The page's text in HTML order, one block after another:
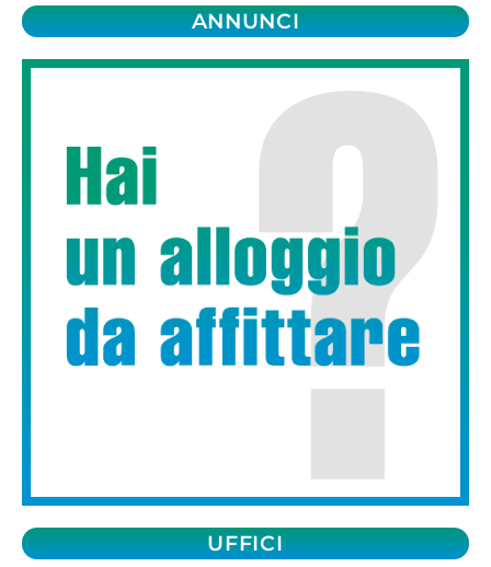
ANNUNCI
UFFICI